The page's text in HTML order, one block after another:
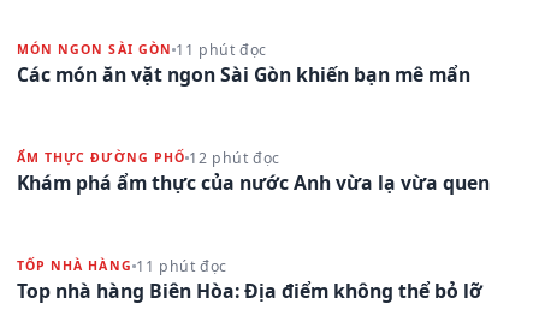
MÓN NGON SÀI GÒN 11 phút đọc
Các món ăn vặt ngon Sài Gòn khiến bạn mê mẩn
ẨM THỰC ĐƯỜNG PHỐ 12 phút đọc
Khám phá ẩm thực của nước Anh vừa lạ vừa quen
TỐP NHÀ HÀNG 11 phút đọc
Top nhà hàng Biên Hòa: Địa điểm không thể bỏ lỡ